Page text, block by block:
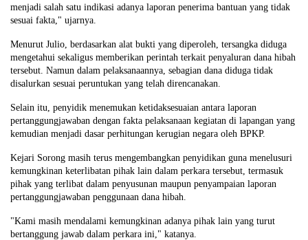
menjadi salah satu indikasi adanya laporan penerima bantuan yang tidak
sesuai fakta," ujarnya.
Menurut Julio, berdasarkan alat bukti yang diperoleh, tersangka diduga
mengetahui sekaligus memberikan perintah terkait penyaluran dana hibah
tersebut. Namun dalam pelaksanaannya, sebagian dana diduga tidak
disalurkan sesuai peruntukan yang telah direncanakan.
Selain itu, penyidik menemukan ketidaksesuaian antara laporan
pertanggungjawaban dengan fakta pelaksanaan kegiatan di lapangan yang
kemudian menjadi dasar perhitungan kerugian negara oleh BPKP.
Kejari Sorong masih terus mengembangkan penyidikan guna menelusuri
kemungkinan keterlibatan pihak lain dalam perkara tersebut, termasuk
pihak yang terlibat dalam penyusunan maupun penyampaian laporan
pertanggungjawaban penggunaan dana hibah.
"Kami masih mendalami kemungkinan adanya pihak lain yang turut
bertanggung jawab dalam perkara ini," katanya.